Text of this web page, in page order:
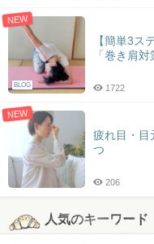
NEW
BLOG
【簡単3ス
「巻き肩
1722
NEW
疲れ目・目
つ
206
人気のキーワード